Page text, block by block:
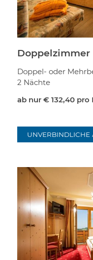
Doppelzimmer
Doppel- oder
2 Nächte
ab nur € 132,40 pro
UNVERBINDLICHE